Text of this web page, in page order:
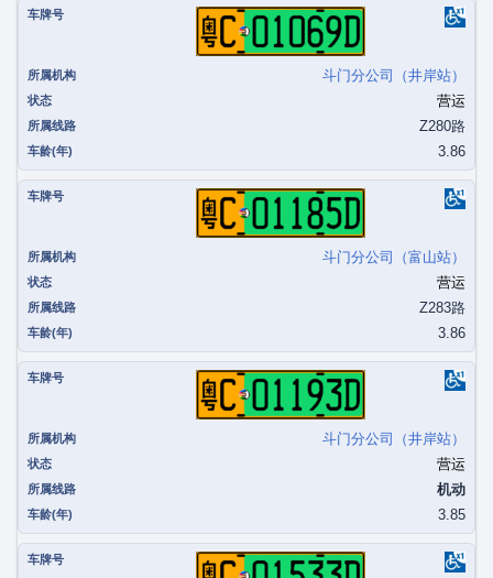
粤C01069D
斗门分公司（井岸站）
营运
Z280路
3.86
粤C01185D
斗门分公司（富山站）
营运
Z283路
3.86
粤C01193D
斗门分公司（井岸站）
营运
机动
3.85
粤C01533D